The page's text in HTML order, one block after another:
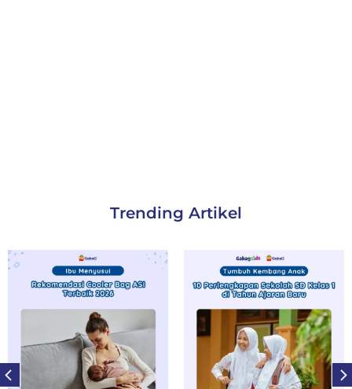
Trending Artikel